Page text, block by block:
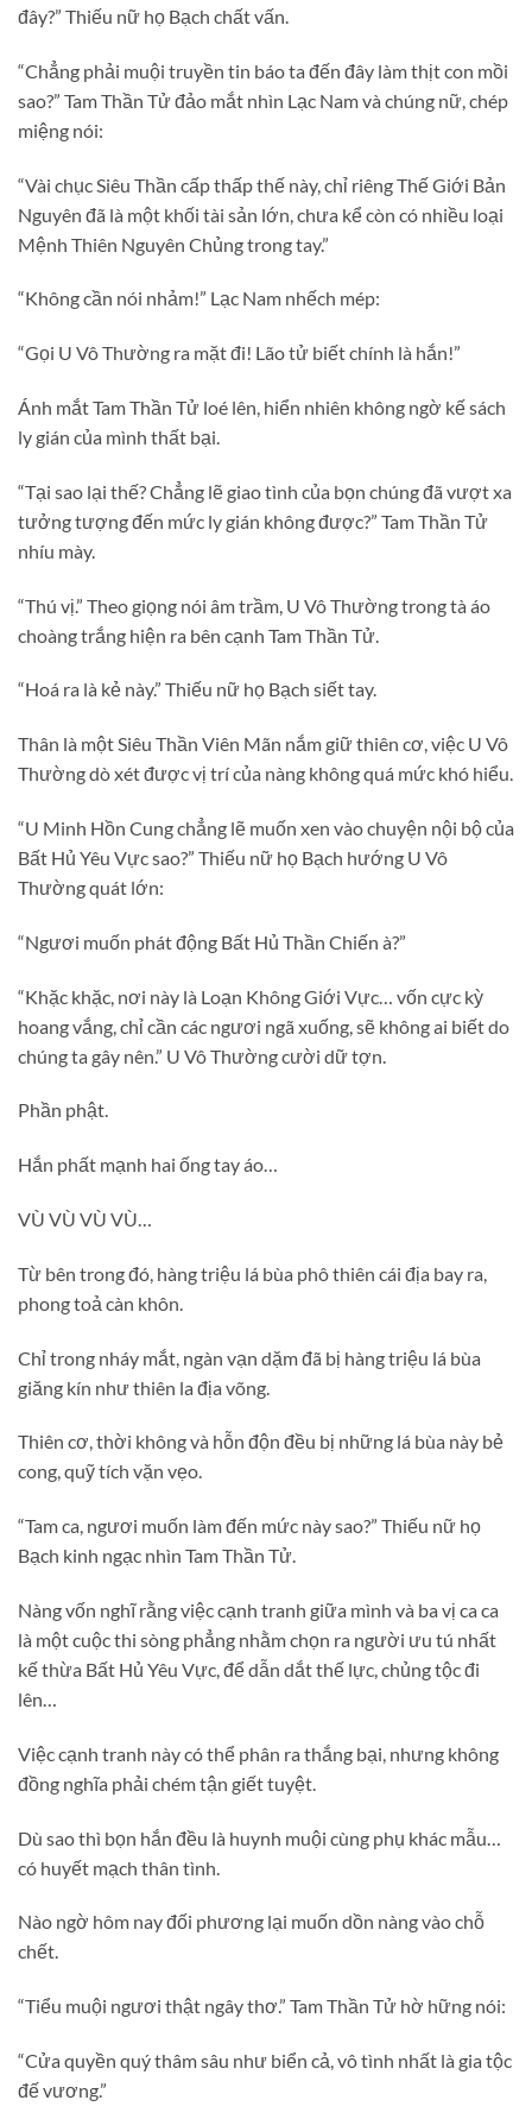
đây?” Thiếu nữ họ Bạch chất vấn.
“Chẳng phải muội truyền tin báo ta đến đây làm thịt con mồi
sao?” Tam Thần Tử đảo mắt nhìn Lạc Nam và chúng nữ, chép
miệng nói:
“Vài chục Siêu Thần cấp thấp thế này, chỉ riêng Thế Giới Bản
Nguyên đã là một khối tài sản lớn, chưa kể còn có nhiều loại
Mệnh Thiên Nguyên Chủng trong tay.”
“Không cần nói nhảm!” Lạc Nam nhếch mép:
“Gọi U Vô Thường ra mặt đi! Lão tử biết chính là hắn!”
Ánh mắt Tam Thần Tử loé lên, hiển nhiên không ngờ kế sách
ly gián của mình thất bại.
“Tại sao lại thế? Chẳng lẽ giao tình của bọn chúng đã vượt xa
tưởng tượng đến mức ly gián không được?” Tam Thần Tử
nhíu mày.
“Thú vị.” Theo giọng nói âm trầm, U Vô Thường trong tà áo
choàng trắng hiện ra bên cạnh Tam Thần Tử.
“Hoá ra là kẻ này.” Thiếu nữ họ Bạch siết tay.
Thân là một Siêu Thần Viên Mãn nắm giữ thiên cơ, việc U Vô
Thường dò xét được vị trí của nàng không quá mức khó hiểu.
“U Minh Hồn Cung chẳng lẽ muốn xen vào chuyện nội bộ của
Bất Hủ Yêu Vực sao?” Thiếu nữ họ Bạch hướng U Vô
Thường quát lớn:
“Ngươi muốn phát động Bất Hủ Thần Chiến à?”
“Khặc khặc, nơi này là Loạn Không Giới Vực… vốn cực kỳ
hoang vắng, chỉ cần các ngươi ngã xuống, sẽ không ai biết do
chúng ta gây nên.” U Vô Thường cười dữ tợn.
Phần phật.
Hắn phất mạnh hai ống tay áo…
VÙ VÙ VÙ VÙ…
Từ bên trong đó, hàng triệu lá bùa phô thiên cái địa bay ra,
phong toả càn khôn.
Chỉ trong nháy mắt, ngàn vạn dặm đã bị hàng triệu lá bùa
giăng kín như thiên la địa võng.
Thiên cơ, thời không và hỗn độn đều bị những lá bùa này bẻ
cong, quỹ tích vặn vẹo.
“Tam ca, ngươi muốn làm đến mức này sao?” Thiếu nữ họ
Bạch kinh ngạc nhìn Tam Thần Tử.
Nàng vốn nghĩ rằng việc cạnh tranh giữa mình và ba vị ca ca
là một cuộc thi sòng phẳng nhằm chọn ra người ưu tú nhất
kế thừa Bất Hủ Yêu Vực, để dẫn dắt thế lực, chủng tộc đi
lên…
Việc cạnh tranh này có thể phân ra thắng bại, nhưng không
đồng nghĩa phải chém tận giết tuyệt.
Dù sao thì bọn hắn đều là huynh muội cùng phụ khác mẫu…
có huyết mạch thân tình.
Nào ngờ hôm nay đối phương lại muốn dồn nàng vào chỗ
chết.
“Tiểu muội ngươi thật ngây thơ.” Tam Thần Tử hờ hững nói:
“Cửa quyền quý thâm sâu như biển cả, vô tình nhất là gia tộc
đế vương.”